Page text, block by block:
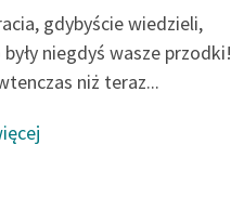
gdybyście wiedzieli,
niegdyś wasze przodki!
niż teraz...